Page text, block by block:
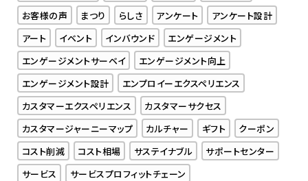
お客様の声
まつり らしさ アンケート
アンケート設計
アート
イベント インバウンド
エンゲージメント
エンゲージメントサーベイ
エンゲージメント向上
エンゲージメント設計
エンプロイーエクスペリエンス
カスタマーエクスペリエンス
カスタマーサクセス
カスタマージャーニーマップ
カルチャー ギフト
クーポン
コスト削減
コスト相場 サステイナブル
サポートセンター
サービス
サービスプロフィットチェーン